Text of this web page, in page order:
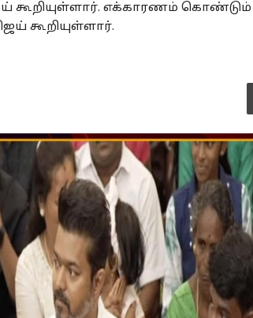
கூறியுள்ளார். எக்காரணம் கொண்டும்
கூறியுள்ளார்.